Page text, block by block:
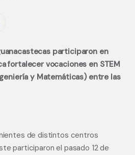
participaron en
fortalecer vocaciones en STEM
y Matemáticas) entre las
de distintos centros
participaron el pasado 12 de